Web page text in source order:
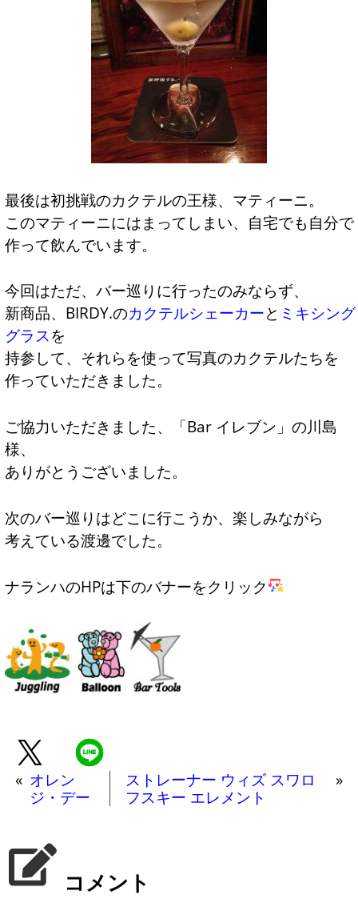
最後は初挑戦のカクテルの王様、マティーニ。
このマティーニにはまってしまい、自宅でも自分で
作って飲んでいます。
今回はただ、バー巡りに行ったのみならず、
新商品、BIRDY.のカクテルシェーカーと ミキシング
グラスを
持参して、それらを使って写真のカクテルたちを
作っていただきました。
ご協力いただきました、「Bar イレブン」の川島
様、
ありがとうございました。
次のバー巡りはどこに行こうか、楽しみながら
考えている渡邊でした。
ナランハのHPは下のバナーをクリック
« オレン
ジ・デー
ストレーナー ウィズ スワロ
フスキー エレメント
»
コメント